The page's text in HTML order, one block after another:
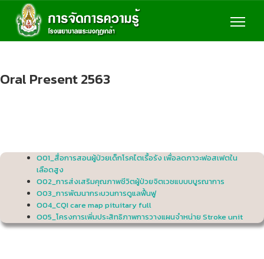
Oral Present 2563
O01_สื่อการสอนผู้ป่วยเด็กโรคไตเรื้อรัง เพื่อลดภาวะฟอสเฟตใน
เลือดสูง
O02_การส่งเสริมคุณภาพชีวิตผู้ป่วยจิตเวชแบบบบูรณาการ
O03_การพัฒนากระบวนการดูแลฟื้นฟู
O04_CQI care map pituitary full
O05_โครงการเพิ่มประสิทธิภาพการวางแผนจำหน่าย Stroke unit